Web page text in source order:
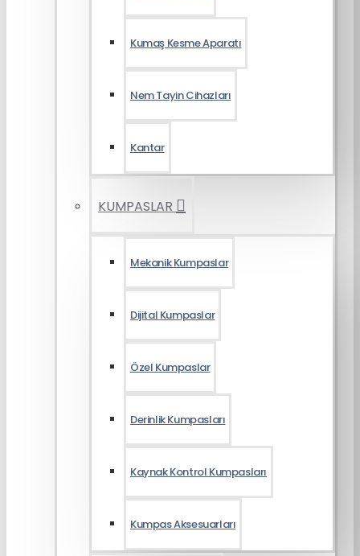
Kumaş Kesme Aparatı
Nem Tayin Cihazları
Kantar
KUMPASLAR
Mekanik Kumpaslar
Dijital Kumpaslar
Özel Kumpaslar
Derinlik Kumpasları
Kaynak Kontrol Kumpasları
Kumpas Aksesuarları